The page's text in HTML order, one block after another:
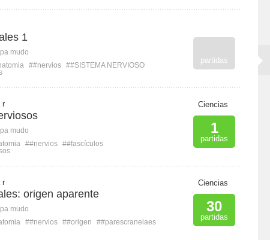
1
mudo
##nervios ##SISTEMA NERVIOSO
partidas
r
mudo
##nervios ##fascículos
Ciencias
1
partidas
r
origen aparente
mudo
##nervios ##origen ##parescranelaes
Ciencias
30
partidas